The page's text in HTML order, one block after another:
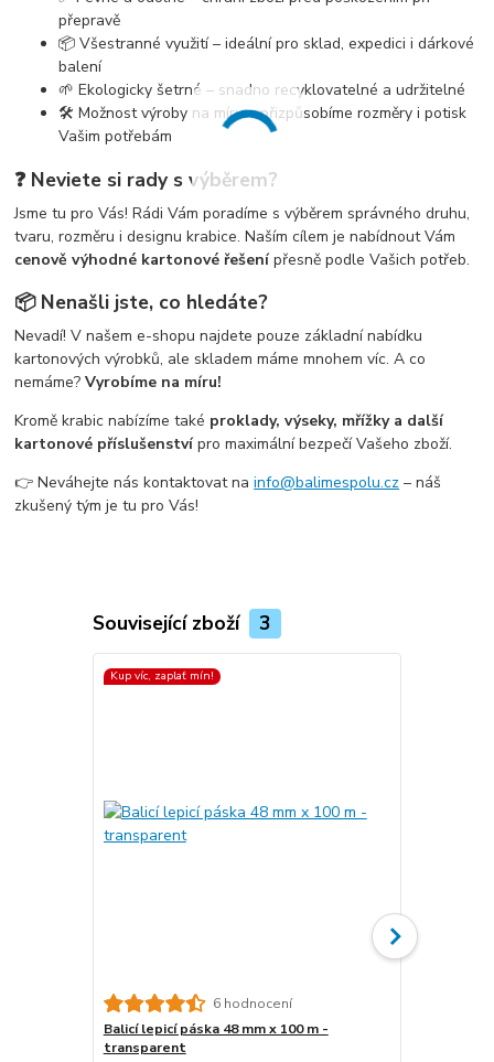
přepravě
📦 Všestranné využití – ideální pro sklad, expedici i dárkové
balení
🌱 Ekologicky šetrné – snadno recyklovatelné a udržitelné
🛠️ Možnost výroby na míru – přizpůsobíme rozměry i potisk
Vašim potřebám
❓ Neviete si rady s výběrem?
Jsme tu pro Vás! Rádi Vám poradíme s výběrem správného druhu,
tvaru, rozměru i designu krabice. Naším cílem je nabídnout Vám
cenově výhodné kartonové řešenípřesně podle Vašich potřeb.
📦 Nenašli jste, co hledáte?
Nevadí! V našem e-shopu najdete pouze základní nabídku
kartonových výrobků, ale skladem máme mnohem víc. A co
nemáme?Vyrobíme na míru!
Kromě krabic nabízíme také proklady, výseky, mřížky a další
kartonové příslušenstvípro maximální bezpečí Vašeho zboží.
👉 Neváhejte nás kontaktovat nainfo@balimespolu.cz – náš
zkušený tým je tu pro Vás!
Související zboží 3
Kup víc, zaplať mín!
6 hodnocení
Balicí lepicí páska 48 mm x 100 m -
transparent